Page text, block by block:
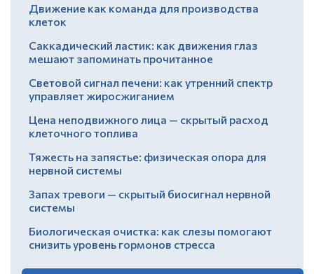
Движение как команда для производства
клеток
Саккадический ластик: как движения глаз
мешают запоминать прочитанное
Световой сигнал печени: как утренний спектр
управляет жиросжиганием
Цена неподвижного лица — скрытый расход
клеточного топлива
Тяжесть на запястье: физическая опора для
нервной системы
Запах тревоги — скрытый биосигнал нервной
системы
Биологическая очистка: как слезы помогают
снизить уровень гормонов стресса